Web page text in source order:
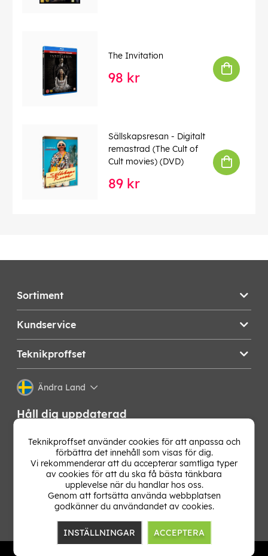
The Invitation
98 kr
Sällskapsresan - Digitalt
remastrad (The Cult of
Cult movies) (DVD)
89 kr
Sortiment
Kundservice
Teknikproffset
Ändra Land
Håll dig uppdaterad
Få de senaste nyheterna, hetaste erbjudandena och
bästa tipsen från oss direkt i din mejlkorg. Signa upp på
vårt nyhetsbrev!
Teknikproffset använder cookies för att anpassa och
förbättra det innehåll som visas för dig.
Vi rekommenderar att du accepterar samtliga typer
av cookies för att du ska få bästa tänkbara
upplevelse när du handlar hos oss.
Genom att fortsätta använda webbplatsen
godkänner du användandet av cookies.
INSTÄLLNINGAR ACCEPTERA